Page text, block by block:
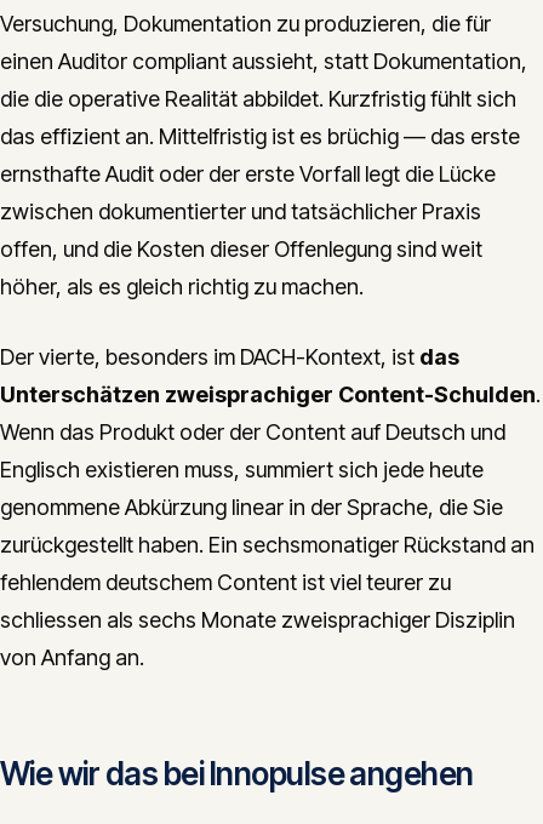
Versuchung, Dokumentation zu produzieren, die für
einen Auditor compliant aussieht, statt Dokumentation,
die die operative Realität abbildet. Kurzfristig fühlt sich
das effizient an. Mittelfristig ist es brüchig — das erste
ernsthafte Audit oder der erste Vorfall legt die Lücke
zwischen dokumentierter und tatsächlicher Praxis
offen, und die Kosten dieser Offenlegung sind weit
höher, als es gleich richtig zu machen.
Der vierte, besonders im DACH-Kontext, ist das
Unterschätzen zweisprachiger Content-Schulden.
Wenn das Produkt oder der Content auf Deutsch und
Englisch existieren muss, summiert sich jede heute
genommene Abkürzung linear in der Sprache, die Sie
zurückgestellt haben. Ein sechsmonatiger Rückstand an
fehlendem deutschem Content ist viel teurer zu
schliessen als sechs Monate zweisprachiger Disziplin
von Anfang an.
Wie wir das bei Innopulse angehen